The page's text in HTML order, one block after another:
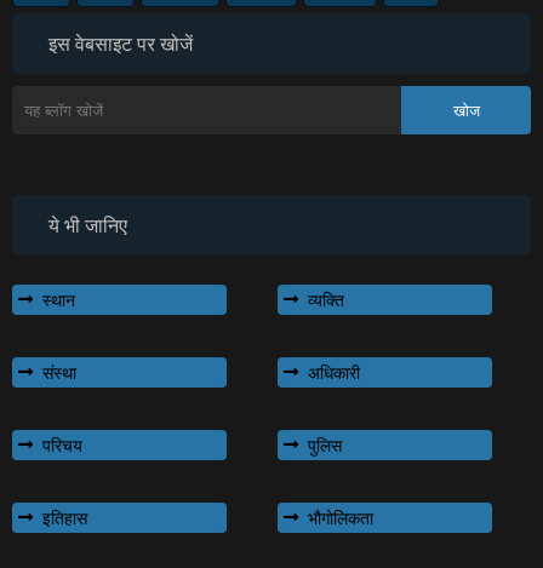
इस वेबसाइट पर खोजें
ये भी जानिए
स्थान व्यक्ति
संस्था अधिकारी
परिचय पुलिस
इतिहास भौगोलिकता